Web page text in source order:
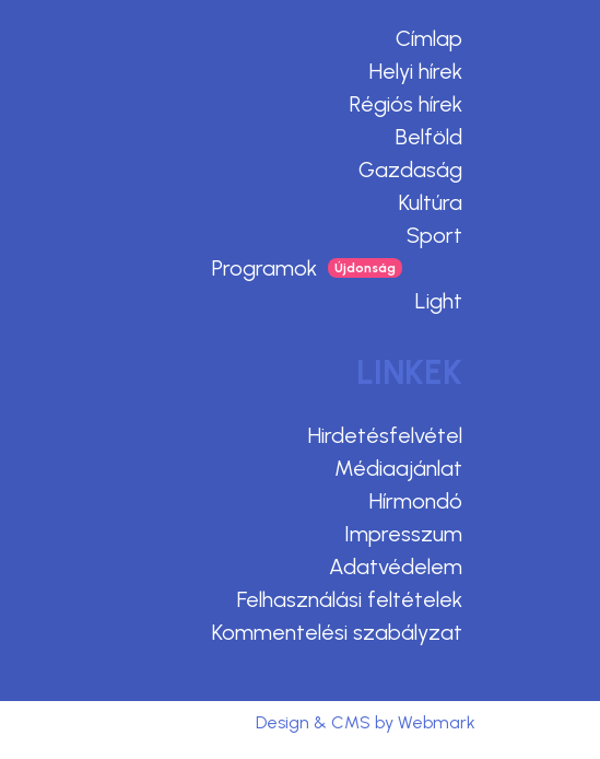
Címlap
Helyi hírek
Régiós hírek
Belföld
Gazdaság
Kultúra
Sport
Programok
Light
LINKEK
Hirdetésfelvétel
Médiaajánlat
Hírmondó
Impresszum
Adatvédelem
Felhasználási feltételek
Kommentelési szabályzat
Design & CMS by Webmark